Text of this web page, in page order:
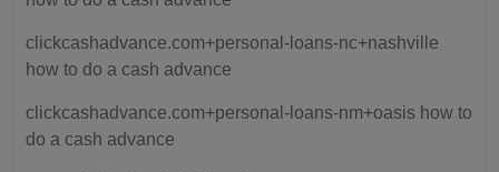
clickcashadvance.com+personal-loans-nc+nashville
how to do a cash advance
clickcashadvance.com+personal-loans-nm+oasis how to
do a cash advance